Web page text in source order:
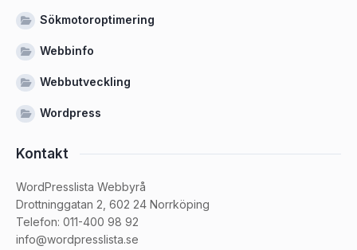
Sökmotoroptimering
Webbinfo
Webbutveckling
Wordpress
Kontakt
WordPresslista Webbyrå
Drottninggatan 2, 602 24 Norrköping
Telefon: 011-400 98 92
info@wordpresslista.se